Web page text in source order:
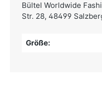
Bültel Worldwide
Str. 28, 48499
Größe: